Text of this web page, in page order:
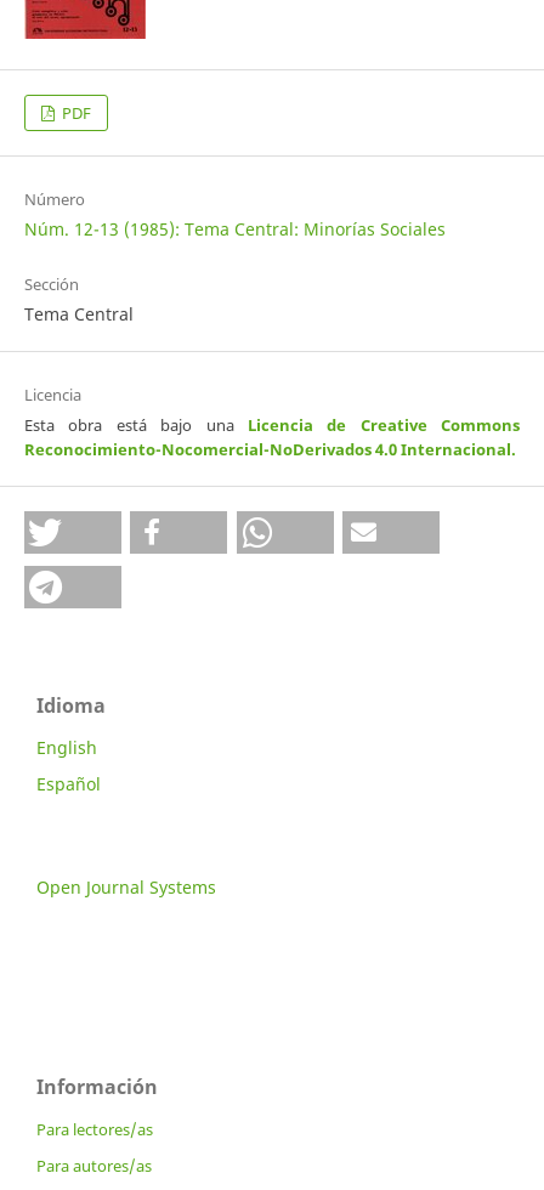
PDF
Número
Núm. 12-13 (1985): Tema Central: Minorías Sociales
Sección
Tema Central
Licencia
Esta obra está bajo una Licencia de Creative Commons
Reconocimiento-Nocomercial-NoDerivados 4.0 Internacional.
Idioma
English
Español
Open Journal Systems
Información
Para lectores/as
Para autores/as